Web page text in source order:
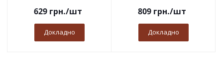
629грн./шт
Докладно
809грн./шт
Докладно